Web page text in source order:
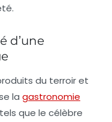
d’une
du terroiret
la gastronomie
que le célèbre